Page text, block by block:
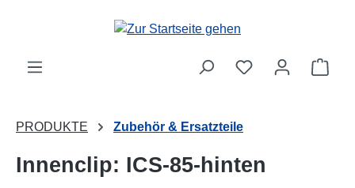
Zum Hauptinhalt springen
PRODUKTE Zubehör & Ersatzteile
Innenclip: ICS-85-hinten